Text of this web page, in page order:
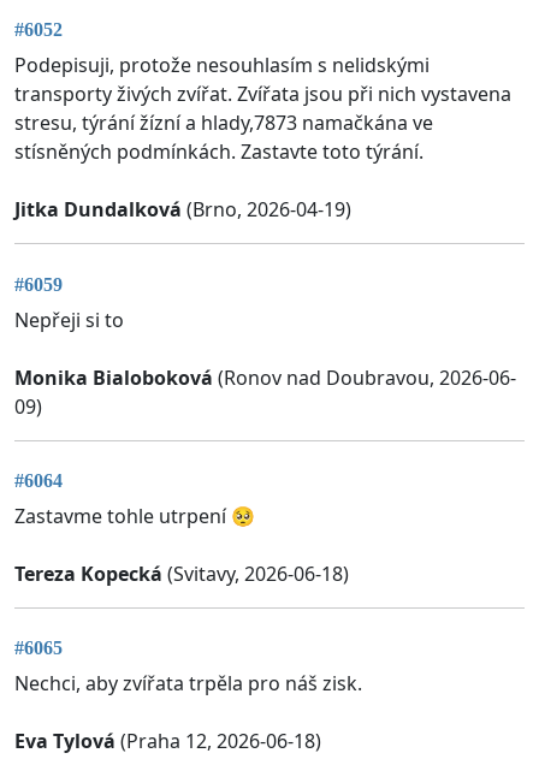
#6052
Podepisuji, protože nesouhlasím s nelidskými
transporty živých zvířat. Zvířata jsou při nich vystavena
stresu, týrání žízní a hlady,7873 namačkána ve
stísněných podmínkách. Zastavte toto týrání.
Jitka Dundalková (Brno, 2026-04-19)
#6059
Nepřeji si to
Monika Bialoboková (Ronov nad Doubravou, 2026-06-
09)
#6064
Zastavme tohle utrpení 🥺
Tereza Kopecká (Svitavy, 2026-06-18)
#6065
Nechci, aby zvířata trpěla pro náš zisk.
Eva Tylová (Praha 12, 2026-06-18)